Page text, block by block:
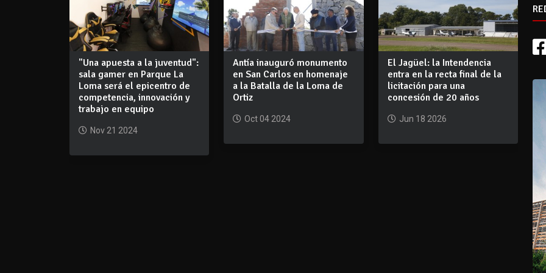
"Una apuesta a la juventud":
sala gamer en Parque La
Loma será el epicentro de
competencia, innovación y
trabajo en equipo
Nov 21 2024
Antía inauguró monumento
en San Carlos en homenaje
a la Batalla de la Loma de
Ortiz
Oct 04 2024
El Jagüel: la Intendencia
entra en la recta final de la
licitación para una
concesión de 20 años
Jun 18 2026